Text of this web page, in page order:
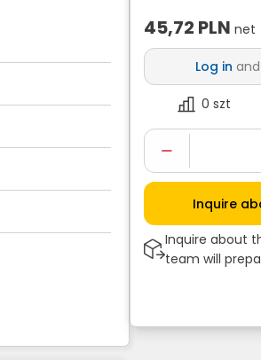
45,72 PLN net
Log in
0 szt
Inquire
Inquire about
team will